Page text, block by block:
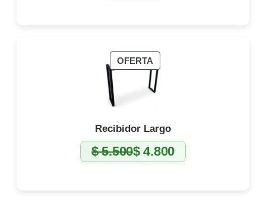
OFERTAPRODUCTO
EN
OFERTA
Recibidor Largo
$5.500El
precio
$4.800
El
precio